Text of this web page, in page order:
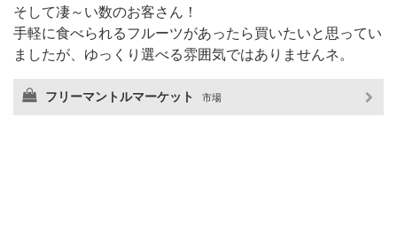
そして凄～い数のお客さん！
手軽に食べられるフルーツがあったら買いたいと思ってい
ましたが、ゆっくり選べる雰囲気ではありませんネ。
フリーマントルマーケット 市場